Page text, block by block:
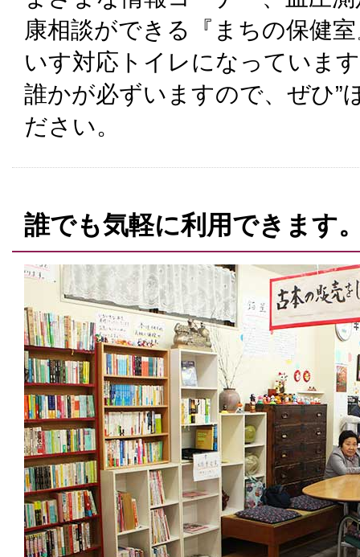
康相談ができる『まちの保健
いす対応トイレになっていま
誰かが必ずいますので、ぜひ”
ださい。
誰でも気軽に利用できます